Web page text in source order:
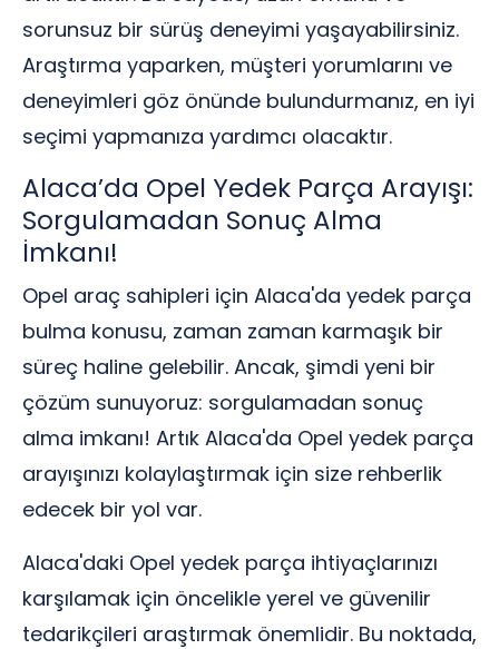
sorunsuz bir sürüş deneyimi yaşayabilirsiniz.
Araştırma yaparken, müşteri yorumlarını ve
deneyimleri göz önünde bulundurmanız, en iyi
seçimi yapmanıza yardımcı olacaktır.
Alaca’da Opel Yedek Parça Arayışı:
Sorgulamadan Sonuç Alma
İmkanı!
Opel araç sahipleri için Alaca'da yedek parça
bulma konusu, zaman zaman karmaşık bir
süreç haline gelebilir. Ancak, şimdi yeni bir
çözüm sunuyoruz: sorgulamadan sonuç
alma imkanı! Artık Alaca'da Opel yedek parça
arayışınızı kolaylaştırmak için size rehberlik
edecek bir yol var.
Alaca'daki Opel yedek parça ihtiyaçlarınızı
karşılamak için öncelikle yerel ve güvenilir
tedarikçileri araştırmak önemlidir. Bu noktada,